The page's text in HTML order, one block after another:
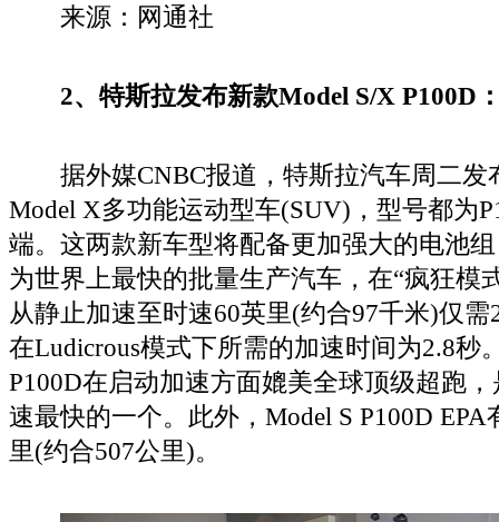
来源：网通社
2、特斯拉发布新款Model S/X P100D
据外媒CNBC报道，特斯拉汽车周二发
Model X多功能运动型车(SUV)，型号都为
端。这两款新车型将配备更加强大的电池
为世界上最快的批量生产汽车，在“疯狂模
从静止加速至时速60英里(约合97千米)仅
在Ludicrous模式下所需的加速时间为2.8秒
P100D在启动加速方面媲美全球顶级超跑
速最快的一个。此外，Model S P100D
里(约合507公里)。